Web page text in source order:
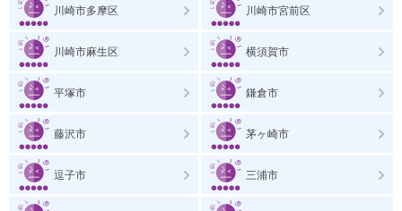
川崎市多摩区 川崎市宮前区
川崎市麻生区 横須賀市
平塚市 鎌倉市
藤沢市 茅ヶ崎市
逗子市 三浦市